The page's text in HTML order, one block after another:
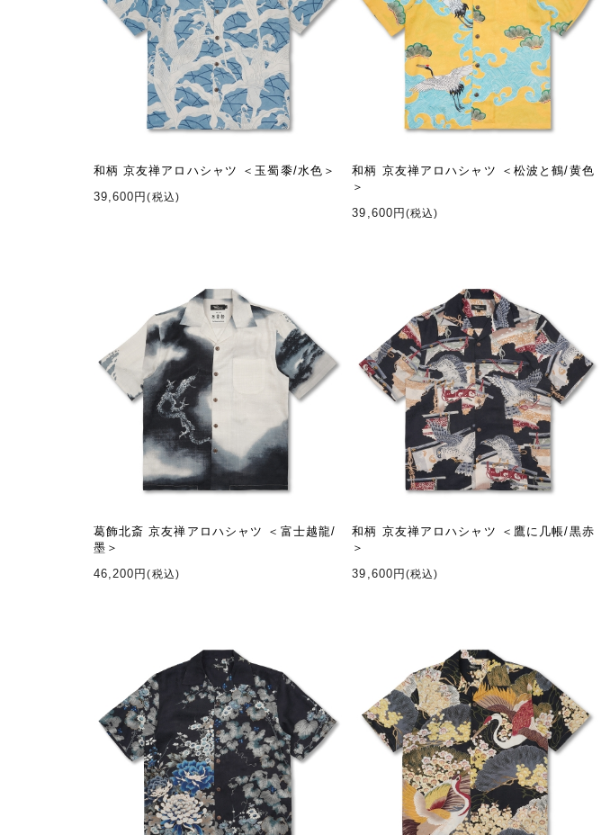
和柄 京友禅アロハシャツ ＜玉蜀黍/水色＞
39,600円(税込)
和柄 京友禅アロハシャツ ＜松波と鶴/黄色
＞
39,600円(税込)
葛飾北斎 京友禅アロハシャツ ＜富士越龍/
墨＞
46,200円(税込)
和柄 京友禅アロハシャツ ＜鷹に几帳/黒赤
＞
39,600円(税込)